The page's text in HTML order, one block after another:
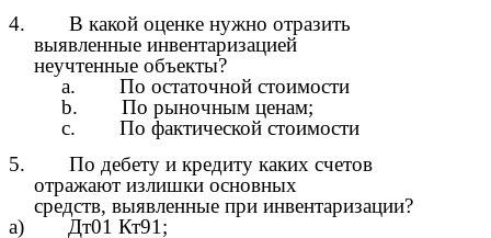
4. В какой оценке нужно отразить
выявленные инвентаризацией
неучтенные объекты?
a. По остаточной стоимости
b. По рыночным ценам;
c. По фактической стоимости
5. По дебету и кредиту каких счетов
отражают излишки основных
средств, выявленные при инвентаризации?
а) Дт01 Кт91;